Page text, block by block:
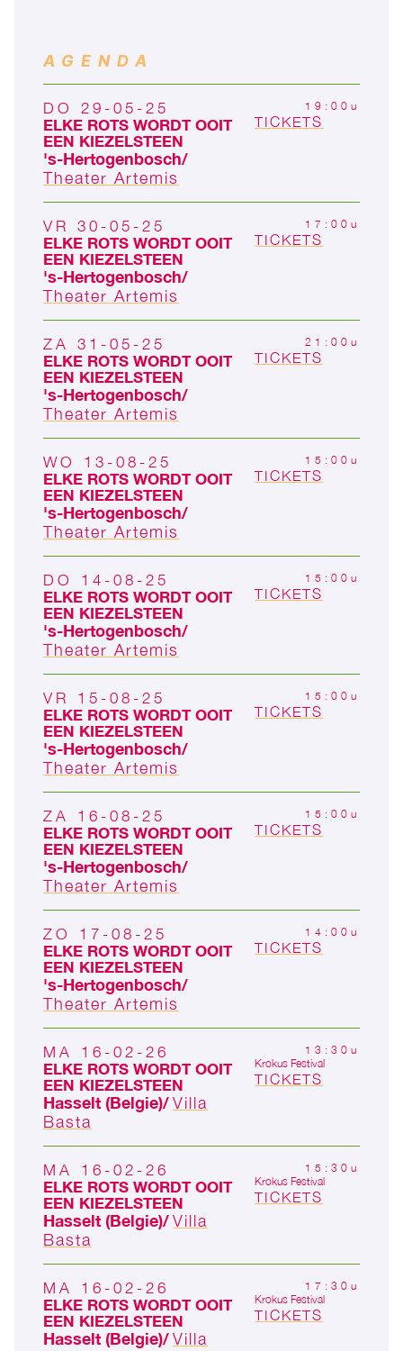
AGENDA
DO 29-05-25
ELKE ROTS WORDT OOIT
EEN KIEZELSTEEN
's-Hertogen­bosch
Theater Artemis
19:00u
TICKETS
VR 30-05-25
ELKE ROTS WORDT OOIT
EEN KIEZELSTEEN
's-Hertogen­bosch
Theater Artemis
17:00u
TICKETS
ZA 31-05-25
ELKE ROTS WORDT OOIT
EEN KIEZELSTEEN
's-Hertogen­bosch
Theater Artemis
21:00u
TICKETS
WO 13-08-25
ELKE ROTS WORDT OOIT
EEN KIEZELSTEEN
's-Hertogen­bosch
Theater Artemis
15:00u
TICKETS
DO 14-08-25
ELKE ROTS WORDT OOIT
EEN KIEZELSTEEN
's-Hertogen­bosch
Theater Artemis
15:00u
TICKETS
VR 15-08-25
ELKE ROTS WORDT OOIT
EEN KIEZELSTEEN
's-Hertogen­bosch
Theater Artemis
15:00u
TICKETS
ZA 16-08-25
ELKE ROTS WORDT OOIT
EEN KIEZELSTEEN
's-Hertogen­bosch
Theater Artemis
15:00u
TICKETS
ZO 17-08-25
ELKE ROTS WORDT OOIT
EEN KIEZELSTEEN
's-Hertogen­bosch
Theater Artemis
14:00u
TICKETS
MA 16-02-26
ELKE ROTS WORDT OOIT
EEN KIEZELSTEEN
Hasselt (Belgie) Villa
Basta
13:30u
Krokus Festival
TICKETS
MA 16-02-26
ELKE ROTS WORDT OOIT
EEN KIEZELSTEEN
Hasselt (Belgie) Villa
Basta
15:30u
Krokus Festival
TICKETS
MA 16-02-26
ELKE ROTS WORDT OOIT
EEN KIEZELSTEEN
Hasselt (Belgie) Villa
17:30u
Krokus Festival
TICKETS